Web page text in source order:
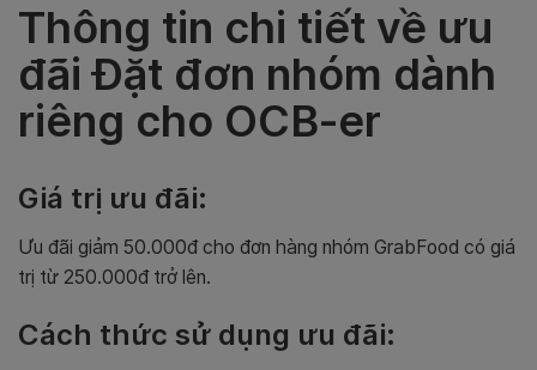
Thông tin chi tiết về ưu
đãi Đặt đơn nhóm dành
riêng cho OCB-er
Giá trị ưu đãi:
Ưu đãi giảm 50.000đ cho đơn hàng nhóm GrabFood có giá
trị từ 250.000đ trở lên.
Cách thức sử dụng ưu đãi: